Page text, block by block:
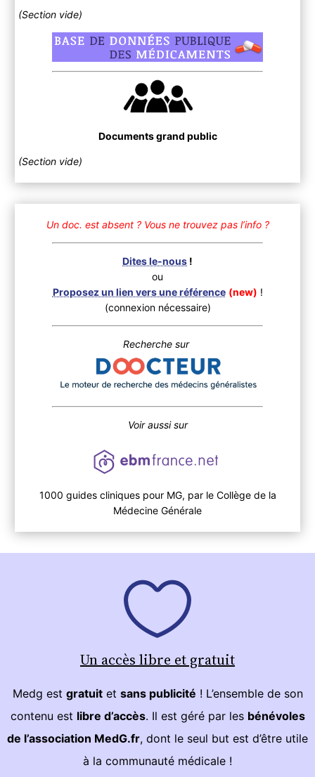
(Section vide)
Documents grand public
(Section vide)
Un doc. est absent ? Vous ne trouvez pas l’info ?
Dites le-nous !
ou
Proposez un lien vers une référence (new) !
(connexion nécessaire)
Recherche sur
Voir aussi sur
1000 guides cliniques pour MG, par le Collège de la
Médecine Générale
Un accès libre et gratuit
Medg est gratuitet sans publicité ! L’ensemble de son
contenu est libre d’accès. Il est géré par les bénévoles
de l’association MedG.fr, dont le seul but est d’être utile
à la communauté médicale !